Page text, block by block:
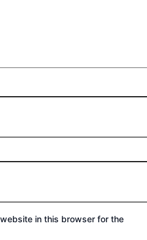
in this browser for the